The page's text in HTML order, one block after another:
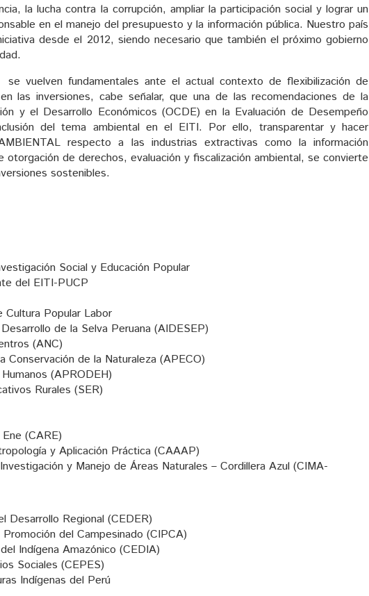
la lucha contra la corrupción, ampliar la participación social y lograr un
en el manejo del presupuesto y la información pública. Nuestro país
desde el 2012, siendo necesario que también el próximo gobierno
vuelven fundamentales ante el actual contexto de flexibilización de
las inversiones, cabe señalar, que una de las recomendaciones de la
y el Desarrollo Económicos (OCDE) en la Evaluación de Desempeño
del tema ambiental en el EITI. Por ello, transparentar y hacer
respecto a las industrias extractivas como la información
otorgación de derechos, evaluación y fiscalización ambiental, se convierte
sostenibles.
Social y Educación Popular
del EITI-PUCP
Cultura Popular Labor
de la Selva Peruana (AIDESEP)
(ANC)
Conservación de la Naturaleza (APECO)
(APRODEH)
Rurales (SER)
(CARE)
y Aplicación Práctica (CAAAP)
y Manejo de Áreas Naturales – Cordillera Azul (CIMA-
Desarrollo Regional (CEDER)
del Campesinado (CIPCA)
Indígena Amazónico (CEDIA)
Sociales (CEPES)
Indígenas del Perú